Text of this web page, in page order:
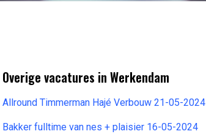
Overige vacatures in Werkendam
Allround Timmerman Hajé Verbouw 21-05-2024
Bakker fulltime van nes + plaisier 16-05-2024